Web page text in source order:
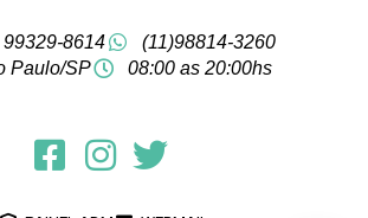
99329-8614
(11)98814-3260
Paulo/SP
08:00 as 20:00hs